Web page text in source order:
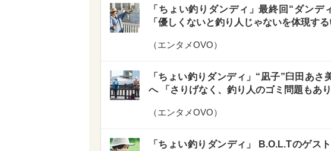
「ちょい釣りダンディ」最終回“ダン
「優しくないと釣り人じゃないを体現する
（エンタメOVO）
「ちょい釣りダンディ」“凪子”臼田あ
へ 「さりげなく、釣り人のゴミ問題もあ
（エンタメOVO）
「ちょい釣りダンディ」 B.O.L.Tのゲス